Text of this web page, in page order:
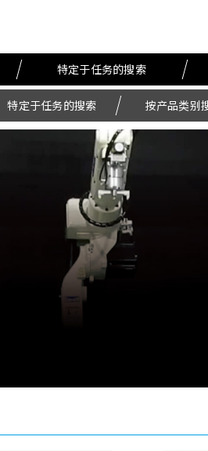
特定于任务的搜索
特定于任务的搜索 按产品类别